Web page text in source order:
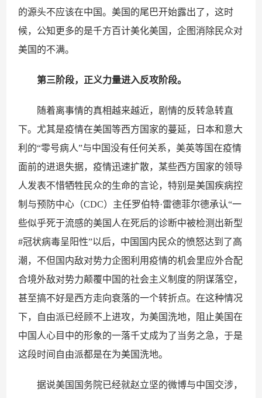
的源头不应该在中国。美国的尾巴开始露出了，这时
候，公知更多的是千方百计美化美国，企图消除民众对
美国的不满。
第三阶段，正义力量进入反攻阶段。
随着离事情的真相越来越近，剧情的反转急转直
下。尤其是疫情在美国等西方国家的蔓延，日本和意大
利的“零号病人”与中国没有任何关系，美英等国在疫情
面前的进退失据，疫情迅速扩散，某些西方国家的领导
人发表不惜牺牲民众的生命的言论，特别是美国疾病控
制与预防中心（CDC）主任罗伯特·雷德菲尔德承认“一
些似乎死于流感的美国人在死后的诊断中被检测出新型
#冠状病毒呈阳性”以后，中国国内民众的愤怒达到了高
潮，不但国内敌对势力企图利用疫情的机会里应外合配
合境外敌对势力颠覆中国的社会主义制度的阴谋落空，
甚至搞不好是西方走向衰落的一个转折点。在这种情况
下，自由派已经顾不上进攻，为美国洗地，阻止美国在
中国人心目中的形象的一落千丈成为了当务之急，于是
这段时间自由派都是在为美国洗地。
据说美国国务院已经就赵立坚的微博与中国交涉，